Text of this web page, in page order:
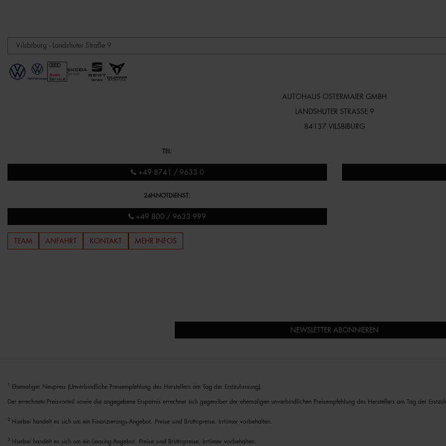
AUTOHAUS OSTERMAIER GMBH
LANDSHUTER STRASSE 9
84137 VILSBIBURG
TEL :
+49 8741 / 9633 0
24H-NOTDIENST:
+49 800 / 9633 999
TEAM ANFAHRT KONTAKT MEHR INFOS
NEWSLETTER ABONNIEREN
Ehemaliger Neupreis (Unverbindliche Preisempfehlung des Herstellers am Tag der Erstzulassung).
Der errechnete Preisvorteil sowie die angegebene Ersparnis errechnet sich gegenüber der ehemaligen unverbindlichen Preisempfehlung des Herstellers am Tag der
2 Hierbei handelt es sich um ein Finanzierungs-Angebot. Preise sind Bruttopreise. Irrtümer vorbehalten.
3 Hierbei handelt es sich um ein Leasing-Angebot. Preise sind Bruttopreise. Irrtümer vorbehalten.